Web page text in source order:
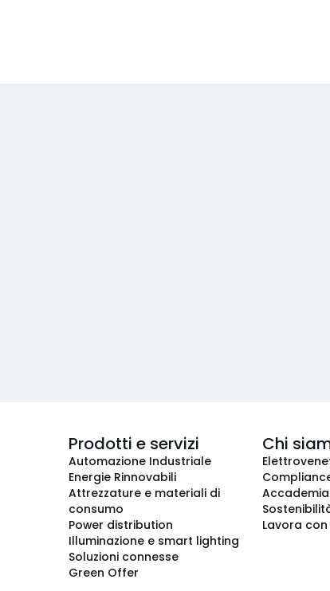
Prodotti e servizi
Automazione Industriale
Energie Rinnovabili
Attrezzature e materiali di
consumo
Power distribution
Illuminazione e smart lighting
Soluzioni connesse
Green Offer
Chi
Accademia
Lavora